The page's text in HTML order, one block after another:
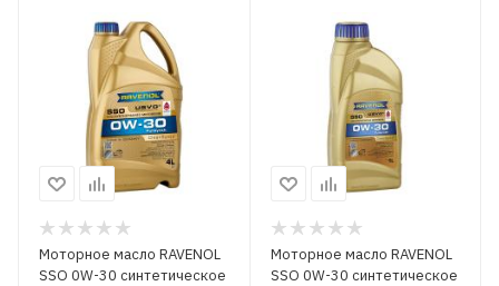
Моторное масло RAVENOL
SSO 0W-30 синтетическое
Моторное масло RAVENOL
SSO 0W-30 синтетическое